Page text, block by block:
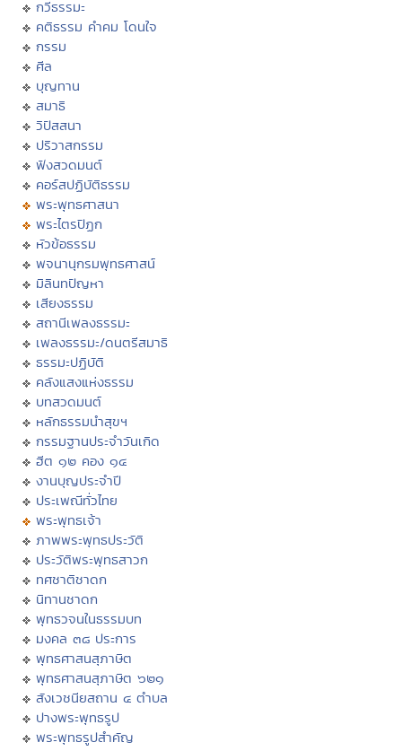
กวีธรรมะ
คติธรรม คำคม โดนใจ
กรรม
ศีล
บุญทาน
สมาธิ
วิปัสสนา
ปริวาสกรรม
ฟังสวดมนต์
คอร์สปฏิบัติธรรม
พระพุทธศาสนา
พระไตรปิฏก
หัวข้อธรรม
พจนานุกรมพุทธศาสน์
มิลินทปัญหา
เสียงธรรม
สถานีเพลงธรรมะ
เพลงธรรมะ/ดนตรีสมาธิ
ธรรมะปฏิบัติ
คลังแสงแห่งธรรม
บทสวดมนต์
หลักธรรมนำสุขฯ
กรรมฐานประจำวันเกิด
ฮีต ๑๒ คอง ๑๔
งานบุญประจำปี
ประเพณีทั่วไทย
พระพุทธเจ้า
ภาพพระพุทธประวัติ
ประวัติพระพุทธสาวก
ทศชาติชาดก
นิทานชาดก
พุทธวจนในธรรมบท
มงคล ๓๘ ประการ
พุทธศาสนสุภาษิต
พุทธศาสนสุภาษิต ๖๒๑
สังเวชนียสถาน ๔ ตำบล
ปางพระพุทธรูป
พระพุทธรูปสำคัญ